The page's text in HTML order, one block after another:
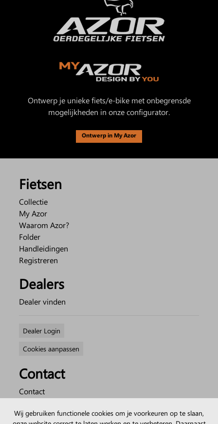
Wij gebruiken functionele cookies om je voorkeuren op te slaan,
Ontwerp je unieke fiets/e-bike met onbegrensde
mogelijkheden in onze configurator.
Ontwerp in My Azor
Fietsen
Collectie
My Azor
Waarom Azor?
Folder
Handleidingen
Registreren
Dealers
Dealer vinden
Dealer Login
Cookies aanpassen
Contact
Contact
Werken bij Azor